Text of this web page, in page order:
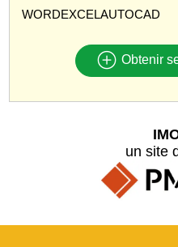
WORDEXCELAUTOCAD
Obtenir
un site